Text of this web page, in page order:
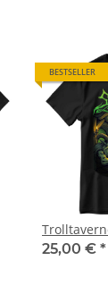
BESTSELLER
25,00 € *